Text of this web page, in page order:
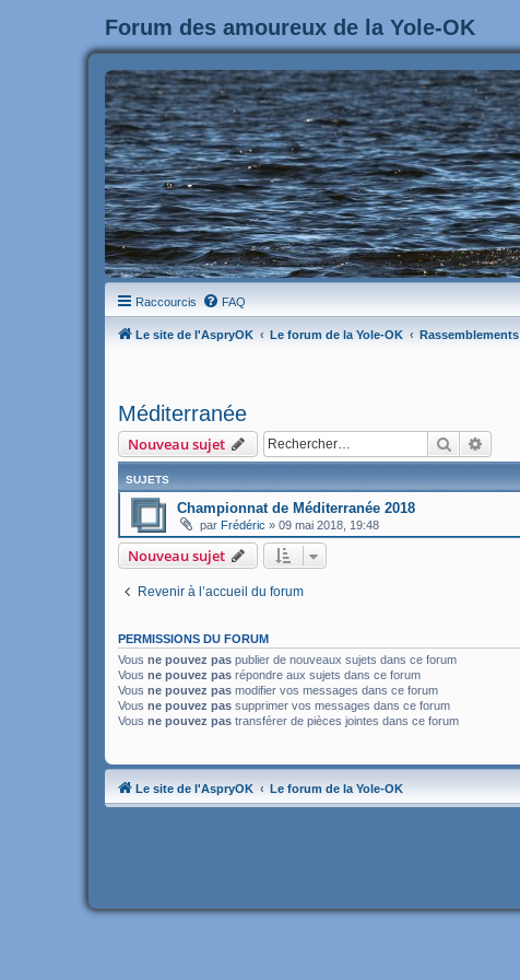
Forum des amoureux de la Yole-OK
Raccourcis FAQ
Le site de l'AspryOK Le forum de la Yole-OK Rassemblements
Méditerranée
Nouveau sujet Rechercher
SUJETS
Championnat de Méditerranée 2018
par Frédéric » 09 mai 2018, 19:48
Nouveau sujet
Revenir à l’accueil du forum
PERMISSIONS DU FORUM
Vous ne pouvez pas publier de nouveaux sujets dans ce forum
Vous ne pouvez pas répondre aux sujets dans ce forum
Vous ne pouvez pas modifier vos messages dans ce forum
Vous ne pouvez pas supprimer vos messages dans ce forum
Vous ne pouvez pas transférer de pièces jointes dans ce forum
Le site de l'AspryOK Le forum de la Yole-OK